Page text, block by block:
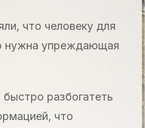
что человеку для
нужна упреждающая
разбогатеть
что